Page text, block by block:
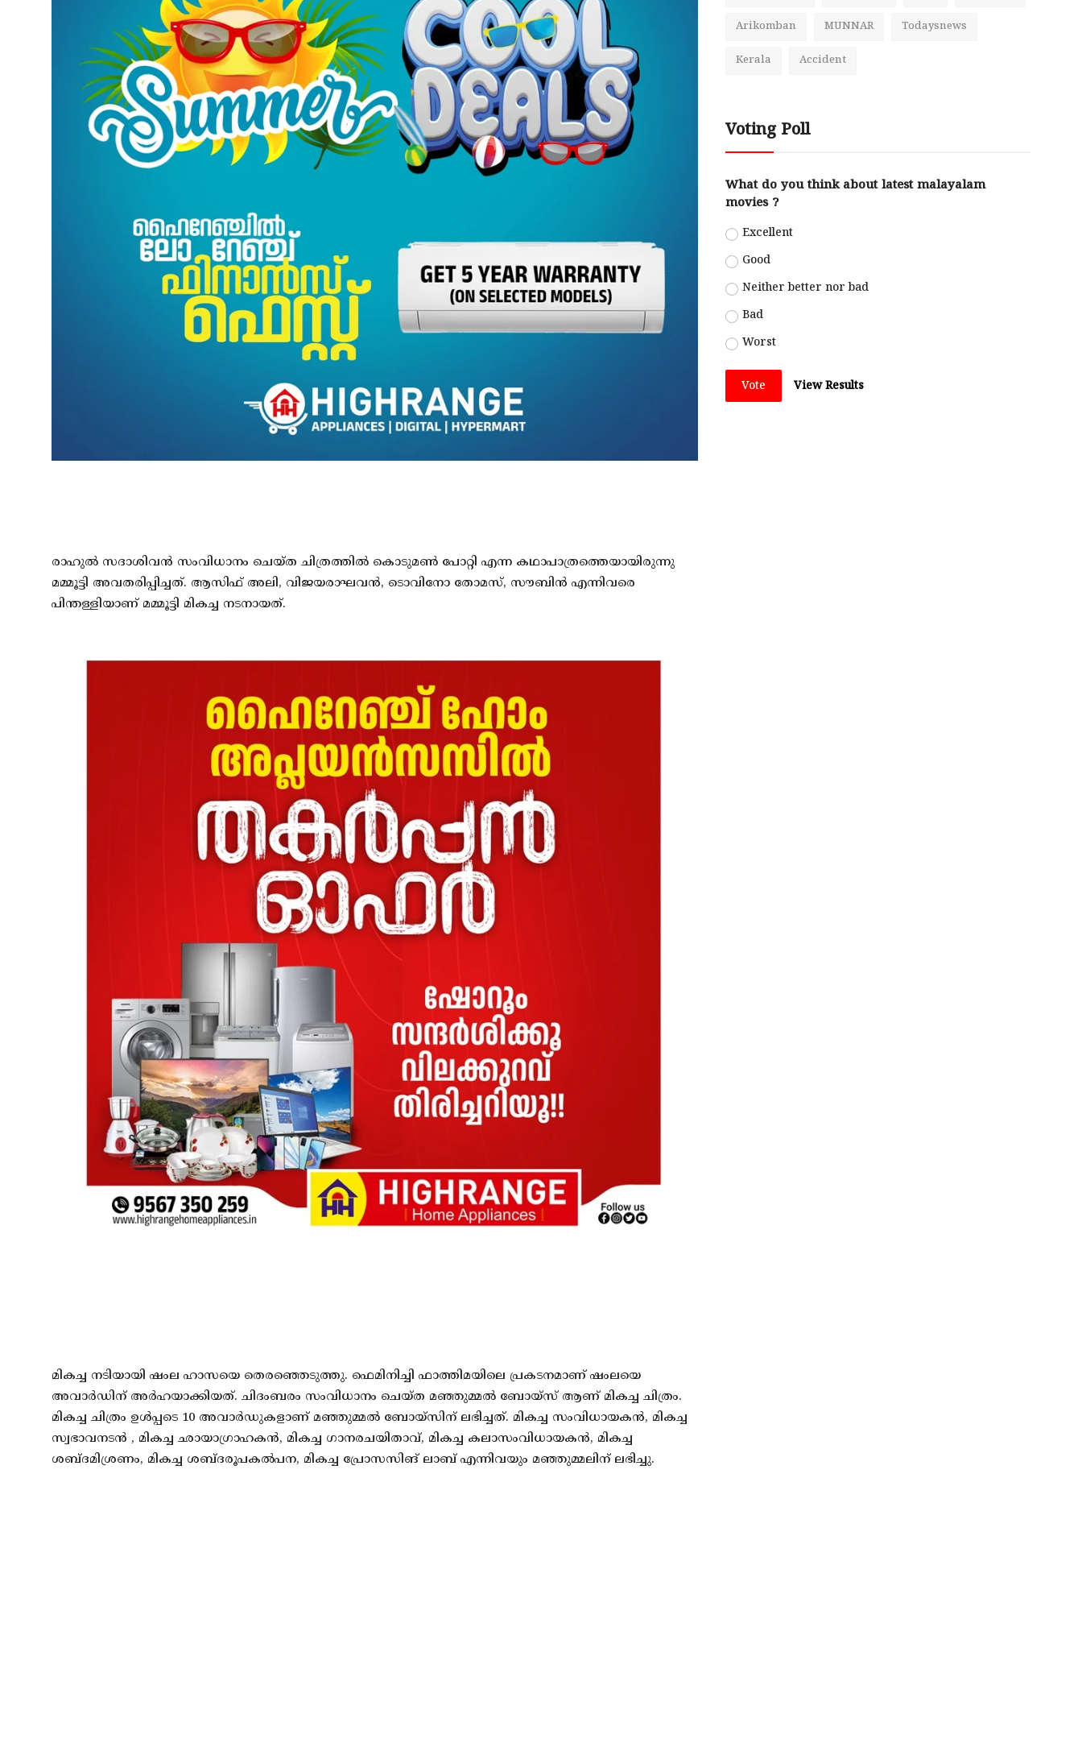
രാഹുൽ സദാശിവൻ സംവിധാനം ചെയ്ത ചിത്രത്തിൽ കൊടുമൺ പോറ്റി എന്ന കഥാപാത്രത്തെയായിരുന്നു
മമ്മൂട്ടി അവതരിപ്പിച്ചത്. ആസിഫ് അലി, വിജയരാഘവൻ, ടൊവിനോ തോമസ്, സൗബിൻ എന്നിവരെ
പിന്തള്ളിയാണ് മമ്മൂട്ടി മികച്ച നടനായത്.
മികച്ച നടിയായി ഷംല ഹാസയെ തെരഞ്ഞെടുത്തു. ഫെമിനിച്ചി ഫാത്തിമയിലെ പ്രകടനമാണ് ഷംലയെ
അവാര്‍ഡിന് അര്‍ഹയാക്കിയത്. ചിദംബരം സംവിധാനം ചെയ്ത മഞ്ഞുമ്മല്‍ ബോയ്സ് ആണ് മികച്ച ചിത്രം.
മികച്ച ചിത്രം ഉള്‍പ്പടെ 10 അവാര്‍ഡുകളാണ് മഞ്ഞുമ്മല്‍ ബോയ്സിന് ലഭിച്ചത്. മികച്ച സംവിധായകൻ, മികച്ച
സ്വഭാവനടൻ , മികച്ച ഛായാഗ്രാഹകൻ, മികച്ച ഗാനരചയിതാവ്, മികച്ച കലാസംവിധായകൻ, മികച്ച
ശബ്ദമിശ്രണം, മികച്ച ശബ്ദരൂപകൽപന, മികച്ച പ്രോസസിങ് ലാബ് എന്നിവയും മഞ്ഞുമ്മലിന് ലഭിച്ചു.
Arikomban MUNNAR Todaysnews
Kerala Accident
Voting Poll
What do you think about latest malayalam
movies ?
Excellent
Good
Neither better nor bad
Bad
Worst
Vote View Results